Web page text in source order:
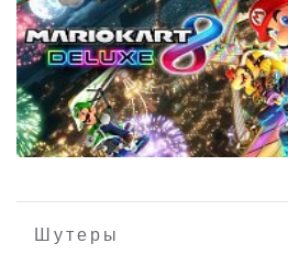
Inversion
Шутеры